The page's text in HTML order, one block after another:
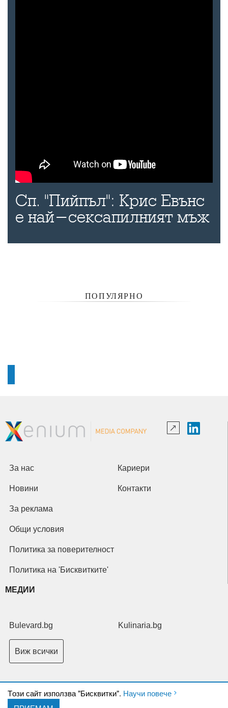
Сп. "Пийпъл": Крис Евънс
е най-сексапилният мъж
ПОПУЛЯРНО
Tози сайт използва "Бисквитки". Научи повече
За нас Кариери
Новини Контакти
За реклама
Общи условия
Политика за поверителност
Политика на 'Бисквитките'
МЕДИИ
Bulevard.bg Kulinaria.bg
Виж всички